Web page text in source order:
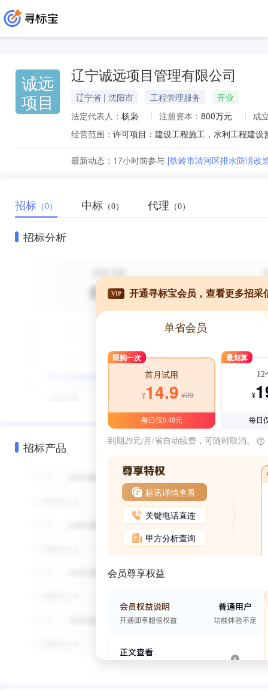
诚远
项目
辽宁诚远项目管理有限公司
辽宁省 | 沈阳市 工程管理服务
开业
法定代表人： 杨枭 注册资本： 800万元
成
经营范围：
最新动态： 17小时前参与 [铁岭市清河区排水防涝改
招标 （0） 中标 （0） 代理 （0）
招标分析
招标产品
VIP 开通寻标宝会员，查看更多招采
单省会员
限购一次
首月试用
¥14.9 ¥39
每日仅0.48元
最划算
12
¥
每日
到期29元/月/省自动续费，可随时取消。
标讯详情查看
关键电话直连
甲方分析查询
会员尊享权益